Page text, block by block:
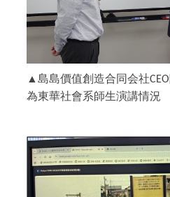
▲島島價值創造合同会社CEO
為東華社會系師生演講情況